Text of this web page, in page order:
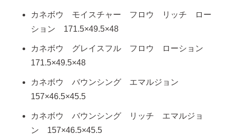
カネボウ モイスチャー フロウ リッチ ロー
ション 171.5×49.5×48
カネボウ グレイスフル フロウ ローション
171.5×49.5×48
カネボウ バウンシング エマルジョン
157×46.5×45.5
カネボウ バウンシング リッチ エマルジョ
ン 157×46.5×45.5